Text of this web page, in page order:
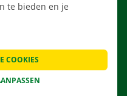
ONS
VRAGEN
te bieden en je
COOKIES